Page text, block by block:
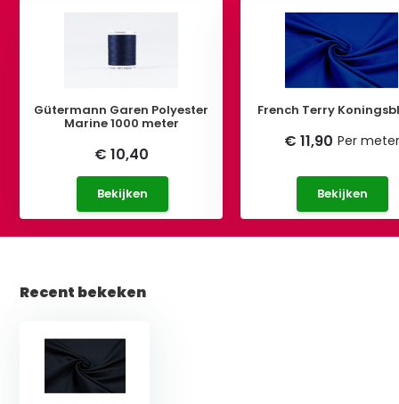
Gütermann Garen Polyester
Marine 1000 meter
€ 10,40
Bekijken
French Terry
€ 11,90 Per meter
Bekijken
Recent bekeken